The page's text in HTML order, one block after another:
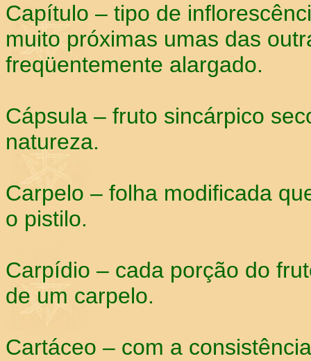
Capítulo – tipo de
muito próximas umas das
freqüentemente alargado.
Cápsula – fruto sincárpico
natureza.
Carpelo – folha modificada
o pistilo.
Carpídio – cada porção do
de um carpelo.
Cartáceo – com a